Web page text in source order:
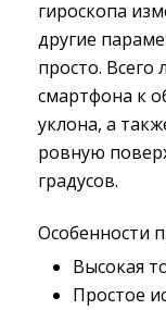
гироскопа
другие
просто.
смартфона к
уклона, а
ровную
градусов.
Особенности
Высокая
Простое